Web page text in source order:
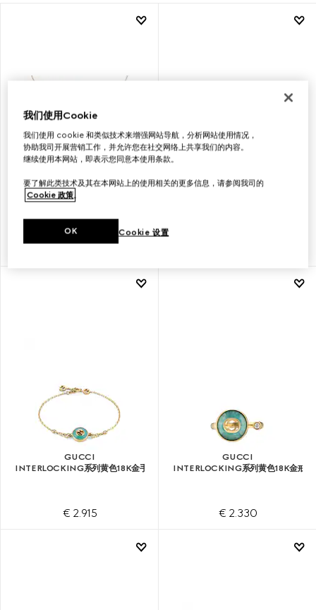
GUCCI
INTERLOCKING系列18K吊坠项链
GUCCI
INTERLOCKING系列黄色18K金手链
€ 2.915
GUCCI
INTERLOCKING系列黄色18K金戒指
€ 2.330
我们使用Cookie
我们使用 cookie 和类似技术来增强网站导航，分析网站使用情况，
协助我司开展营销工作，并允许您在社交网络上共享我们的内容。
继续使用本网站，即表示您同意本使用条款。
要了解此类技术及其在本网站上的使用相关的更多信息，请参阅我司的
Cookie 政策。
Cookie 设置
OK